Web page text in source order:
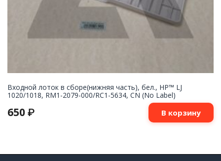
Входной лоток в сборе(нижняя часть), бел., HP™ LJ
1020/1018, RM1-2079-000/RC1-5634, CN (No Label)
650 ₽ В корзину